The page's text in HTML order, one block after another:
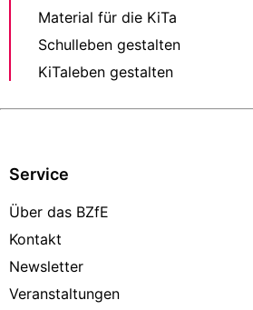
Material für die KiTa
Schulleben gestalten
KiTaleben gestalten
Service
Über das BZfE
Kontakt
Newsletter
Veranstaltungen